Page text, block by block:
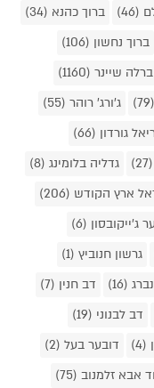
(46)
ברוך כהנא (34)
ברוך נחשון (106)
ברלה שיינר (1160)
ג'ורג' רוהר (55)
גורדון (66)
גדליה בלומינג (8)
ארץ הקודש (206)
ג'ייקובסון (6)
גרשון חנוביץ (1)
(16)
דב חנין (7)
דב לבנוני (19)
דובער בעל (2)
אבא זלמנוב (75)